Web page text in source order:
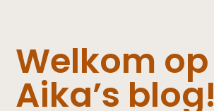
Welkom op
Aika’s blog!